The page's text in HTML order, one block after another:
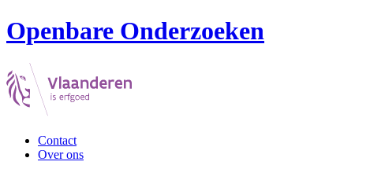
Openbare Onderzoeken
Contact
Over ons